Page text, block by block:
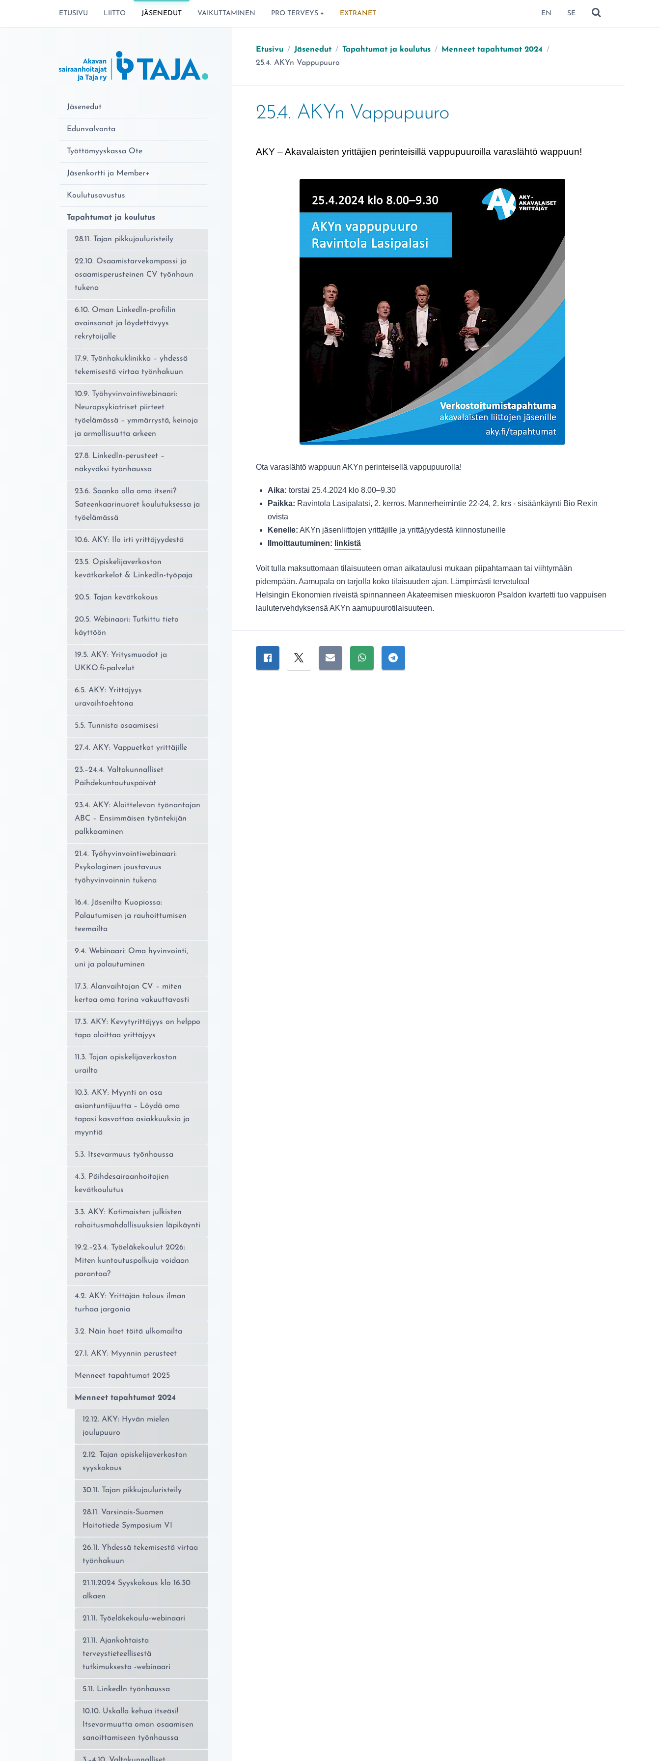
SIIRRY SIVUN SISÄLTÖÖN
ETUSIVU LIITTO JÄSENEDUT VAIKUTTAMINEN PRO TERVEYS + EXTRANET EN SE
NÄYTÄ HAKU
Etusivu / Jäsenedut / Tapahtumat ja koulutus / Menneet tapahtumat 2024 /
Olet täällä:
25.4. AKYn Vappupuuro
25.4. AKYn Vappupuuro
AKY – Akavalaisten yrittäjien perinteisillä vappupuuroilla varaslähtö wappuun!
Ota varaslähtö wappuun AKYn perinteisellä vappupuurolla!
Aika: torstai 25.4.2024 klo 8.00–9.30
Paikka: Ravintola Lasipalatsi, 2. kerros. Mannerheimintie 22-24, 2. krs - sisäänkäynti Bio Rexin
ovista
Kenelle: AKYn jäsenliittojen yrittäjille ja yrittäjyydestä kiinnostuneille
Ilmoittautuminen: linkistä
Voit tulla maksuttomaan tilaisuuteen oman aikataulusi mukaan piipahtamaan tai viihtymään
pidempään. Aamupala on tarjolla koko tilaisuuden ajan. Lämpimästi tervetuloa!
Helsingin Ekonomien riveistä spinnanneen Akateemisen mieskuoron Psaldon kvartetti tuo vappuisen
laulutervehdyksensä AKYn aamupuurotilaisuuteen.
Jaa sivu
Jaa Facebookissa
Jaa TwitterissäJaa sähköpostitse
Jaa WhatsAppissa
Jaa Telegramissa
Jäsenedut
Edunvalvonta
Työttömyyskassa Ote
Jäsenkortti ja Member+
Koulutusavustus
Tapahtumat ja koulutus
28.11. Tajan pikkujouluristeily
22.10. Osaamistarvekompassi ja
osaamisperusteinen CV työnhaun
tukena
6.10. Oman LinkedIn-profiilin
avainsanat ja löydettävyys
rekrytoijalle
17.9. Työnhakuklinikka – yhdessä
tekemisestä virtaa työnhakuun
10.9. Työhyvinvointiwebinaari:
Neuropsykiatriset piirteet
työelämässä – ymmärrystä, keinoja
ja armollisuutta arkeen
27.8. LinkedIn-perusteet –
näkyväksi työnhaussa
23.6. Saanko olla oma itseni?
Sateenkaarinuoret koulutuksessa ja
työelämässä
10.6. AKY: Ilo irti yrittäjyydestä
23.5. Opiskelijaverkoston
kevätkarkelot & LinkedIn-työpaja
20.5. Tajan kevätkokous
20.5. Webinaari: Tutkittu tieto
käyttöön
19.5. AKY: Yritysmuodot ja
UKKO.fi-palvelut
6.5. AKY: Yrittäjyys
uravaihtoehtona
5.5. Tunnista osaamisesi
27.4. AKY: Vappuetkot yrittäjille
23.–24.4. Valtakunnalliset
Päihdekuntoutuspäivät
23.4. AKY: Aloittelevan työnantajan
ABC – Ensimmäisen työntekijän
palkkaaminen
21.4. Työhyvinvointiwebinaari:
Psykologinen joustavuus
työhyvinvoinnin tukena
16.4. Jäsenilta Kuopiossa:
Palautumisen ja rauhoittumisen
teemailta
9.4. Webinaari: Oma hyvinvointi,
uni ja palautuminen
17.3. Alanvaihtajan CV – miten
kertoa oma tarina vakuuttavasti
17.3. AKY: Kevytyrittäjyys on helppo
tapa aloittaa yrittäjyys
11.3. Tajan opiskelijaverkoston
urailta
10.3. AKY: Myynti on osa
asiantuntijuutta – Löydä oma
tapasi kasvattaa asiakkuuksia ja
myyntiä
5.3. Itsevarmuus työnhaussa
4.3. Päihdesairaanhoitajien
kevätkoulutus
3.3. AKY: Kotimaisten julkisten
rahoitusmahdollisuuksien läpikäynti
19.2.–23.4. Työeläkekoulut 2026:
Miten kuntoutuspolkuja voidaan
parantaa?
4.2. AKY: Yrittäjän talous ilman
turhaa jargonia
3.2. Näin haet töitä ulkomailta
27.1. AKY: Myynnin perusteet
Menneet tapahtumat 2025
Menneet tapahtumat 2024
12.12. AKY: Hyvän mielen
joulupuuro
2.12. Tajan opiskelijaverkoston
syyskokous
30.11. Tajan pikkujouluristeily
28.11. Varsinais-Suomen
Hoitotiede Symposium VI
26.11. Yhdessä tekemisestä virtaa
työnhakuun
21.11.2024 Syyskokous klo 16.30
alkaen
21.11. Työeläkekoulu-webinaari
21.11. Ajankohtaista
terveystieteellisestä
tutkimuksesta -webinaari
5.11. LinkedIn työnhaussa
10.10. Uskalla kehua itseäsi!
Itsevarmuutta oman osaamisen
sanoittamiseen työnhaussa